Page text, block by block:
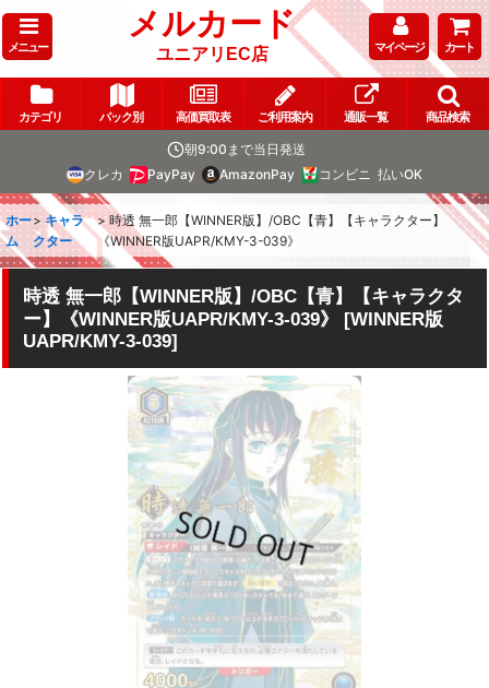
メニュー
メルカード
ユニアリEC店 マイページ カート
カテゴリ パック別 高価買取表 ご利用案内 通販一覧 商品検索
朝9:00まで当日発送
クレカ
PayPay AmazonPay コンビニ 払いOK
ホー
ム
> キャラ
クター
> 時透 無一郎【WINNER版】/OBC【青】【キャラクター】
《WINNER版UAPR/KMY-3-039》
時透 無一郎【WINNER版】/OBC【青】【キャラクタ
ー】《WINNER版UAPR/KMY-3-039》
[WINNER版
UAPR/KMY-3-039]